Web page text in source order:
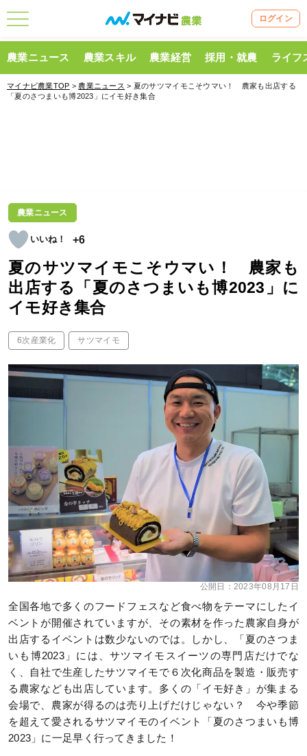
ログイン
農業ニュース 農業スキル 農業経営 採用・就農 ライフ
マイナビ農業TOP > 農業ニュース > 夏のサツマイモこそウマい！ 農家も出店する
「夏のさつまいも博2023」にイモ好き集合
農業ニュース
+6
夏のサツマイモこそウマい！ 農家も
出店する「夏のさつまいも博2023」に
イモ好き集合
6次産業化 サツマイモ
公開日： 2023年08月17日
全国各地で多くのフードフェスなど食べ物をテーマにしたイ
ベントが開催されていますが、その素材を作った農家自身が
出店するイベントは数少ないのでは。しかし、「夏のさつま
いも博2023」には、サツマイモスイーツの専門店だけでな
く、自社で生産したサツマイモで６次化商品を製造・販売す
る農家なども出店しています。多くの「イモ好き」が集まる
会場で、農家が得るのは売り上げだけじゃない？ 今や季節
を超えて愛されるサツマイモのイベント「夏のさつまいも博
2023」に一足早く行ってきました！